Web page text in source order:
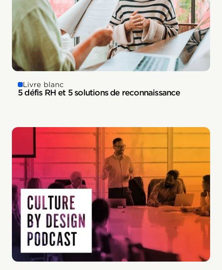
Livre blanc
5 défis RH et 5 solutions de reconnaissance